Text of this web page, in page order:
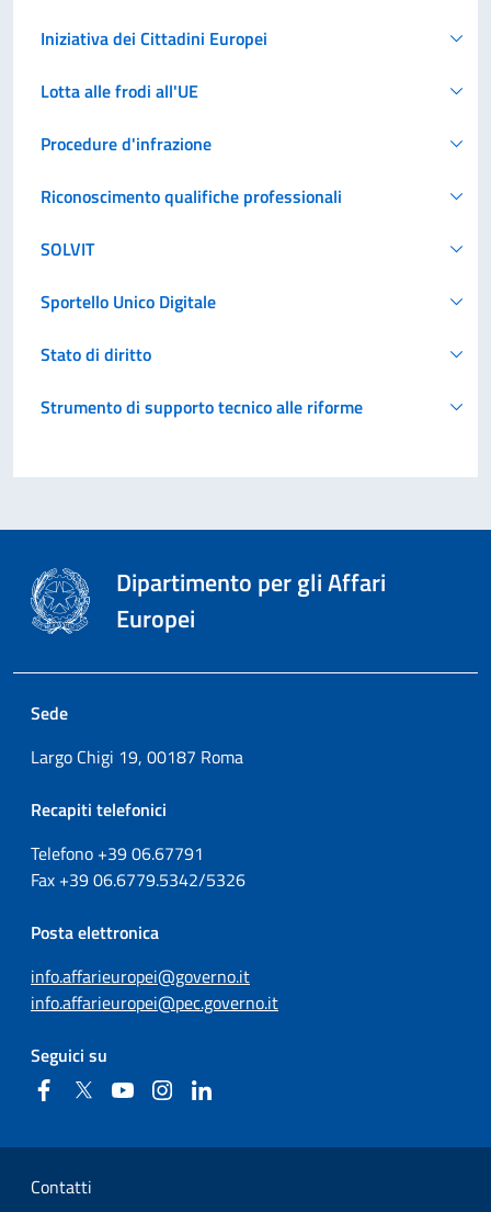
Iniziativa dei Cittadini Europei
Lotta alle frodi all'UE
Procedure d'infrazione
Riconoscimento qualifiche professionali
SOLVIT
Sportello Unico Digitale
Stato di diritto
Strumento di supporto tecnico alle riforme
Dipartimento per gli Affari
Europei
Sede
Largo Chigi 19, 00187 Roma
Recapiti telefonici
Telefono +3906.67791
Fax +3906.6779.5342/5326
Posta elettronica
info.affarieuropei@governo.it
info.affarieuropei@pec.governo.it
Seguici su
FacebookTwitter YouTubeInstagram
Sezione Link Utili
Contatti